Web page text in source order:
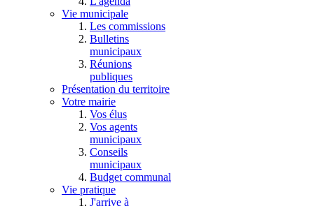
Vie municipale
Les commissions
Bulletins
municipaux
Réunions
publiques
Présentation du territoire
Votre mairie
Vos élus
Vos agents
municipaux
Conseils
municipaux
Budget communal
Vie pratique
J'arrive à